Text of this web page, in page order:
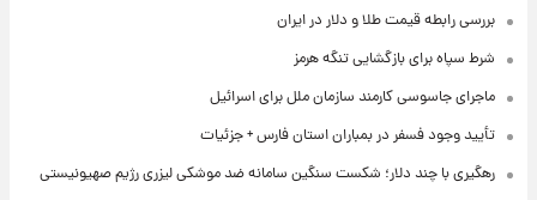
بررسی رابطه قیمت طلا و دلار در ایران
شرط سپاه برای بازگشایی تنگه هرمز
ماجرای جاسوسی کارمند سازمان ملل برای اسرائیل
تأیید وجود فسفر در بمباران استان فارس + جزئیات
رهگیری با چند دلار؛ شکست سنگین سامانه ضد موشکی لیزری رژیم صهیونیستی